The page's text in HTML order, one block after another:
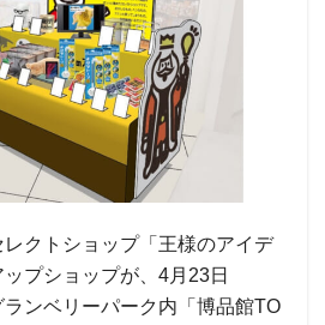
クトショップ「王様のアイデ
プショップが、4月23日
ランベリーパーク内「博品館TO